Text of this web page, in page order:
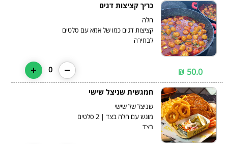
כריך קציצות דגים
קציצות דגים כמו של אמא עם סלטים
לבחירה
50.0 ₪
0
חמגשית שניצל שישי
מוגש עם חלה בצד | 2 סלטים
בצד